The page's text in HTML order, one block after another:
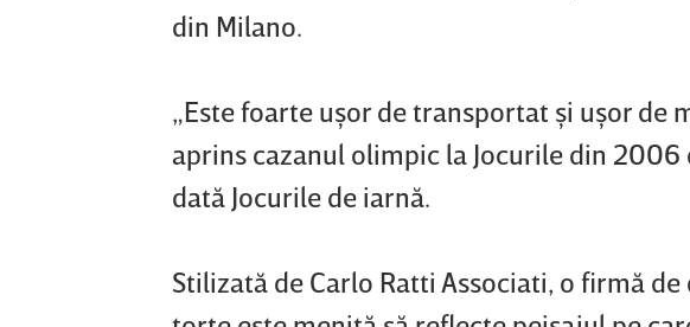
din Milano.
„Este foarte uşor de transportat şi uşor de
aprins cazanul olimpic la Jocurile din
dată Jocurile de iarnă.
Stilizată de Carlo Ratti Associati, o firmă